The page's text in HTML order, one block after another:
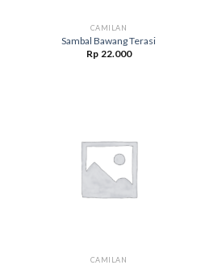
CAMILAN
Sambal Bawang Terasi
Rp 22.000
CAMILAN